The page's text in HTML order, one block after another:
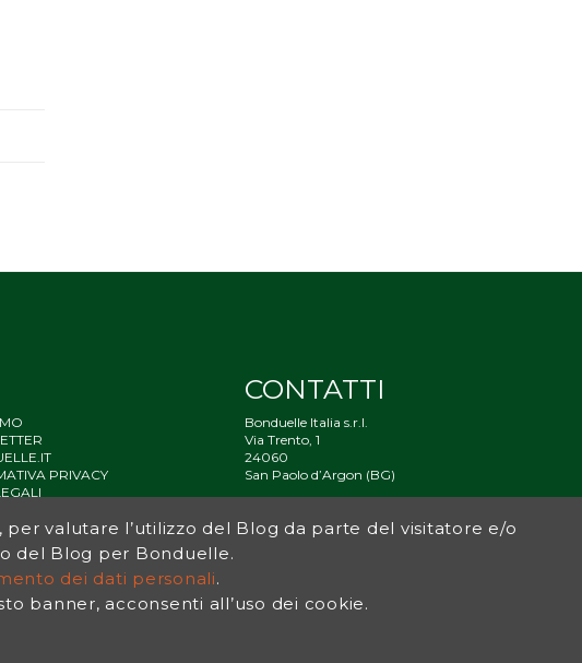
CONTATTI
PRIVACY
Bonduelle Italia s.r.l.
Via Trento, 1
24060
San Paolo d’Argon (BG)
valutare l’utilizzo del Blog da parte del visitatore e/o
del Blog per Bonduelle.
dei dati personali.
banner, acconsenti all’uso dei cookie.